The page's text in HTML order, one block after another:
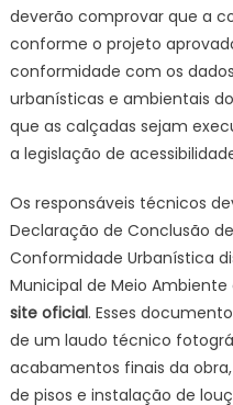
deverão comprovar que a
conforme o projeto
conformidade com os
urbanísticas e ambientais
que as calçadas sejam
a legislação de
Os responsáveis técnicos
Declaração de Conclusão
Conformidade Urbanística
Municipal de Meio
site oficial. Esses
de um laudo técnico
acabamentos finais da
de pisos e instalação de